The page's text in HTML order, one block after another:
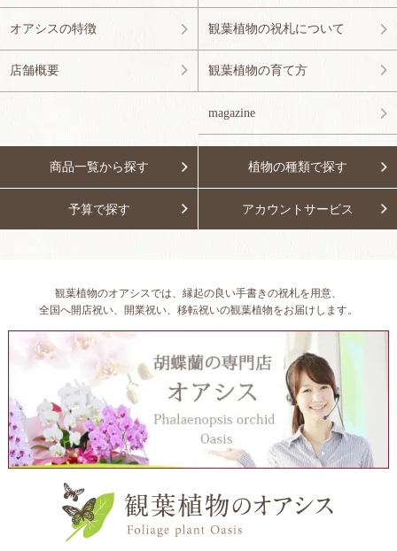
オアシスの特徴
店舗概要
観葉植物の祝札について
観葉植物の育て方
magazine
商品一覧から探す 植物の種類で探す
予算で探す アカウントサービス
観葉植物のオアシスでは、縁起の良い手書きの祝札を用意、
全国へ開店祝い、開業祝い、移転祝いの観葉植物をお届けします。